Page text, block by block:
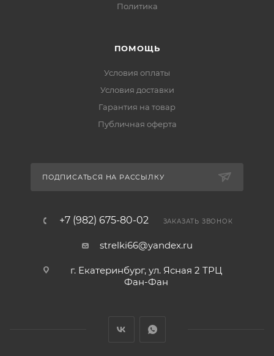
Политика
ПОМОЩЬ
Условия оплаты
Условия доставки
Гарантия на товар
Публичная оферта
ПОДПИСАТЬСЯ НА РАССЫЛКУ
+7 (982) 675-80-02 ЗАКАЗАТЬ ЗВОНОК
strelki66@yandex.ru
г. Екатеринбург, ул. Ясная 2 ТРЦ
Фан-Фан